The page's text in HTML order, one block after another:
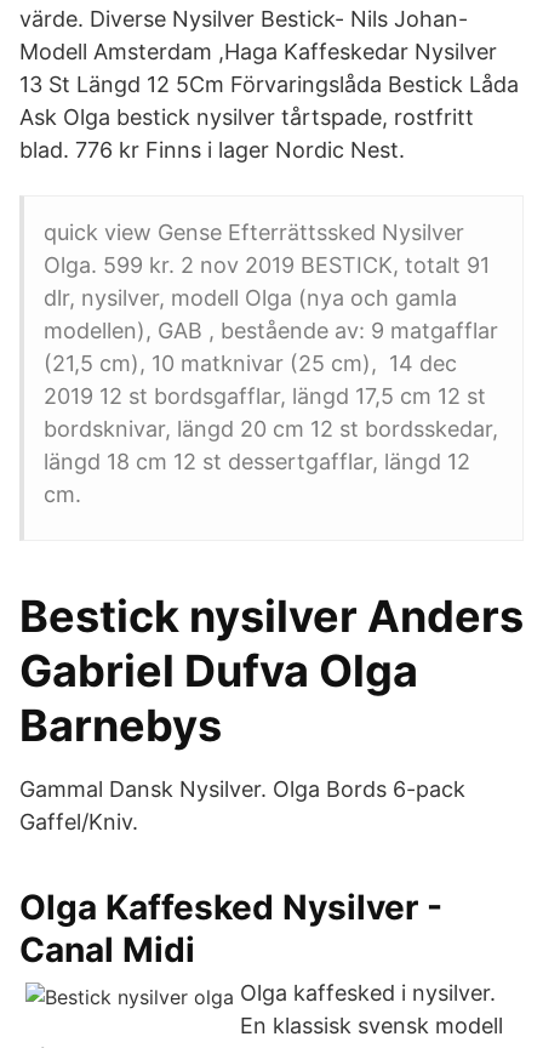
värde. Diverse Nysilver Bestick- Nils Johan-
Modell Amsterdam ,Haga Kaffeskedar Nysilver
13 St Längd 12 5Cm Förvaringslåda Bestick Låda
Ask Olga bestick nysilver tårtspade, rostfritt
blad. 776 kr Finns i lager Nordic Nest.
quick view Gense Efterrättssked Nysilver
Olga. 599 kr. 2 nov 2019 BESTICK, totalt 91
dlr, nysilver, modell Olga (nya och gamla
modellen), GAB , bestående av: 9 matgafflar
(21,5 cm), 10 matknivar (25 cm), 14 dec
2019 12 st bordsgafflar, längd 17,5 cm 12 st
bordsknivar, längd 20 cm 12 st bordsskedar,
längd 18 cm 12 st dessertgafflar, längd 12
cm.
Bestick nysilver Anders
Gabriel Dufva Olga
Barnebys
Gammal Dansk Nysilver. Olga Bords 6-pack
Gaffel/Kniv.
Olga Kaffesked Nysilver -
Canal Midi
Olga kaffesked i nysilver.
En klassisk svensk modell